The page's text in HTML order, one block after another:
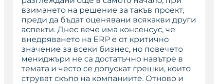
взимането на решение за такъв проект,
преди да бъдат оценявани всякакви други
аспекти. Днес вече има консенсус, че
внедряването на ERP е от критично
значение за всеки бизнес, но повечето
мениджъри не са достатъчно навътре в
темата и често се допускат грешки, които
струват скъпо на компаниите. Отново и